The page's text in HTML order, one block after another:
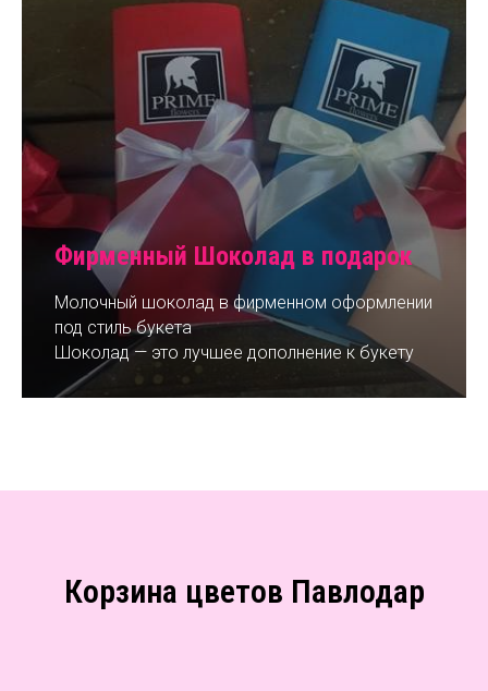
Фирменный Шоколад в подарок
Молочный шоколад в фирменном оформлении
под стиль букета
Шоколад — это лучшее дополнение к букету
Корзина цветов Павлодар